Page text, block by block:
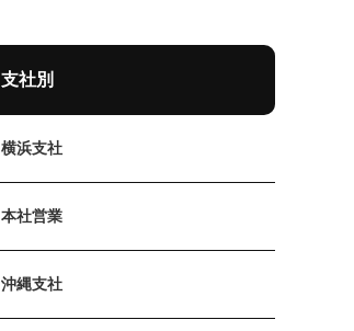
支社別
横浜支社
本社営業
沖縄支社